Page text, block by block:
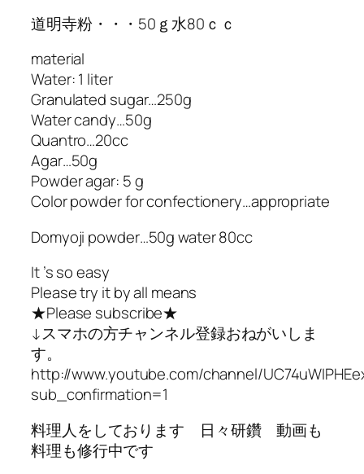
道明寺粉・・・50ｇ水80ｃｃ
material
Water: 1 liter
Granulated sugar…250g
Water candy…50g
Quantro…20cc
Agar…50g
Powder agar: 5 g
Color powder for confectionery…appropriate
Domyoji powder…50g water 80cc
It ’s so easy
Please try it by all means
★Please subscribe★
↓スマホの方チャンネル登録おねがいしま
す。
http://www.youtube.com/channel/
sub_confirmation=1
料理人をしております 日々研鑽 動画も
料理も修行中です